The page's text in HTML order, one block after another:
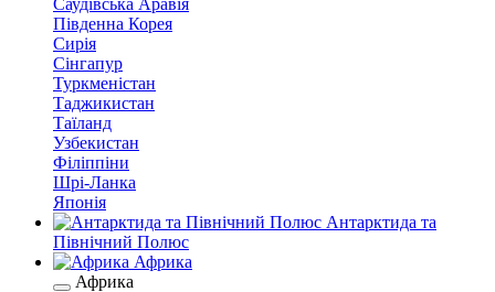
Саудівська Аравія
Південна Корея
Сирія
Сінгапур
Туркменістан
Таджикистан
Таїланд
Узбекистан
Філіппіни
Шрі-Ланка
Японія
Антарктида та
Північний Полюс
Африка
Африка